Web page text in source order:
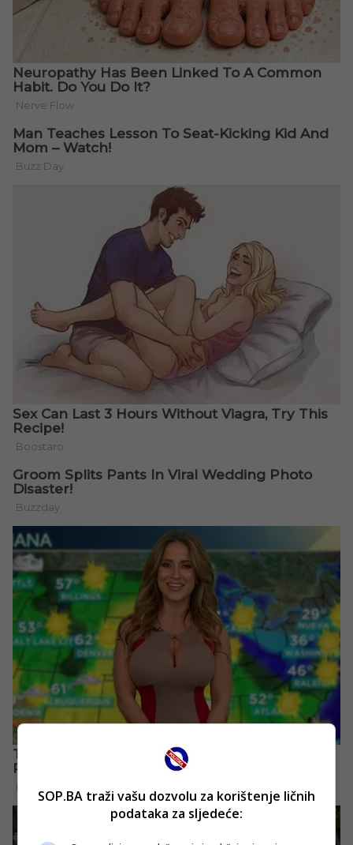
SOP.BA traži vašu dozvolu za korištenje ličnih
podataka za sljedeće: